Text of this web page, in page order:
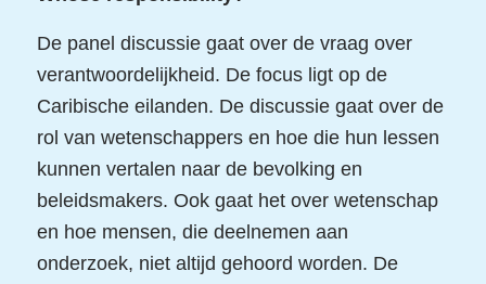
De panel discussie gaat over de vraag over
verantwoordelijkheid. De focus ligt op de
Caribische eilanden. De discussie gaat over de
rol van wetenschappers en hoe die hun lessen
kunnen vertalen naar de bevolking en
beleidsmakers. Ook gaat het over wetenschap
en hoe mensen, die deelnemen aan
onderzoek, niet altijd gehoord worden. De